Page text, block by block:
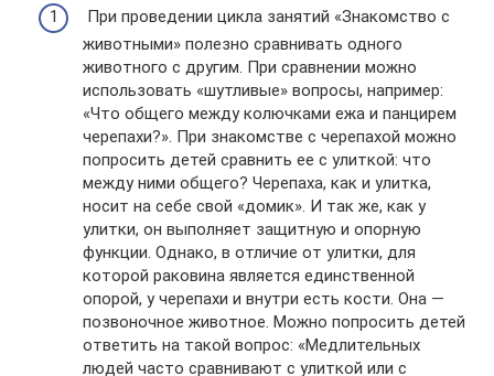
При проведении цикла занятий «Знакомство с
животными» полезно сравнивать одного
животного с другим. При сравнении можно
использовать «шутливые» вопросы, например:
«Что общего между колючками ежа и панцирем
черепахи?». При знакомстве с черепахой можно
попросить детей сравнить ее с улиткой: что
между ними общего? Черепаха, как и улитка,
носит на себе свой «домик». И так же, как у
улитки, он выполняет защитную и опорную
функции. Однако, в отличие от улитки, для
которой раковина является единственной
опорой, у черепахи и внутри есть кости. Она —
позвоночное животное. Можно попросить детей
ответить на такой вопрос: «Медлительных
людей часто сравнивают с улиткой или с